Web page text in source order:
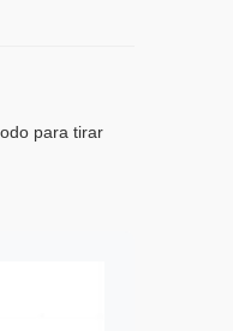
para tirar